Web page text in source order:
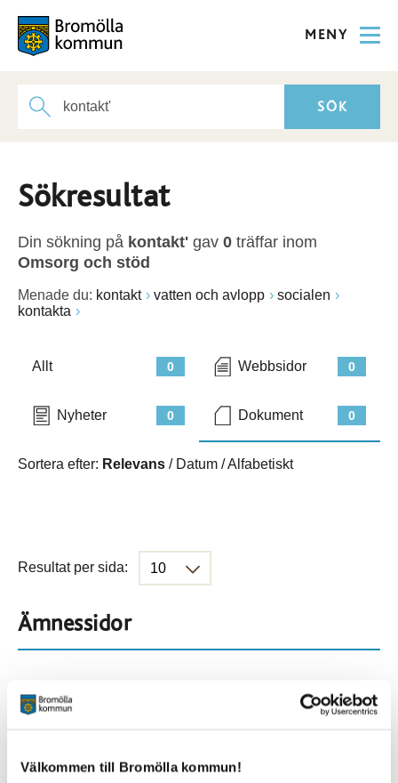
Välkommen till Bromölla kommun!
MENY
Sökresultat
Din sökning på kontakt' gav 0 träffar inom
Omsorg och stöd
Menade du: kontakt vatten och avlopp
socialen
kontakta
0
Allt 0
Webbsidor
0
Nyheter 0
Dokument
Sortera efter: Relevans / Datum /Alfabetiskt
Resultat per sida:
Ämnessidor
901
Hela webbplatsen